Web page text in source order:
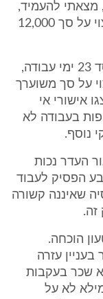
בלבד, מצאתי להעמיד,
בנסיבות העניין, את הסכום הראוי לפיצוי על סך 12,000
31. הפסד השתכרות בעבר- לאור הפסד 23 ימי עבודה,
על סך משוערך
הוצגו אישורי אי
בעבודה לא
נוסף.
העדר נכות
הפסיק לעבוד
שאיננה קשורה
זה.
הוכחה.
עזרה
שכר בעקבות
לא על